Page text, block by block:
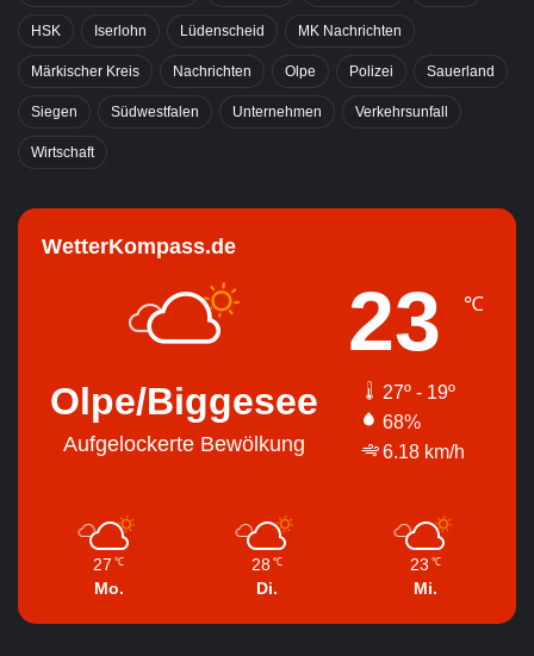
HSK Iserlohn Lüdenscheid MK Nachrichten
Märkischer Kreis Nachrichten Olpe Polizei Sauerland
Siegen Südwestfalen Unternehmen Verkehrsunfall
Wirtschaft
WetterKompass.de
Olpe/Biggesee
Aufgelockerte Bewölkung
23 ℃
27º - 19º
68%
6.18 km/h
27 ℃
Mo.
28 ℃
Di.
23 ℃
Mi.